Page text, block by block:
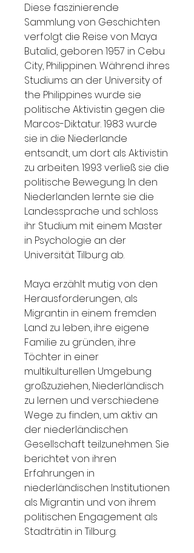
Diese faszinierende
Sammlung von Geschichten
verfolgt die Reise von Maya
Butalid, geboren 1957 in Cebu
City, Philippinen. Während ihres
Studiums an der University of
the Philippines wurde sie
politische Aktivistin gegen die
Marcos-Diktatur. 1983 wurde
sie in die Niederlande
entsandt, um dort als Aktivistin
zu arbeiten. 1993 verließ sie die
politische Bewegung. In den
Niederlanden lernte sie die
Landessprache und schloss
ihr Studium mit einem Master
in Psychologie an der
Universität Tilburg ab.
Maya erzählt mutig von den
Herausforderungen, als
Migrantin in einem fremden
Land zu leben, ihre eigene
Familie zu gründen, ihre
Töchter in einer
multikulturellen Umgebung
großzuziehen, Niederländisch
zu lernen und verschiedene
Wege zu finden, um aktiv an
der niederländischen
Gesellschaft teilzunehmen. Sie
berichtet von ihren
Erfahrungen in
niederländischen Institutionen
als Migrantin und von ihrem
politischen Engagement als
Stadträtin in Tilburg.